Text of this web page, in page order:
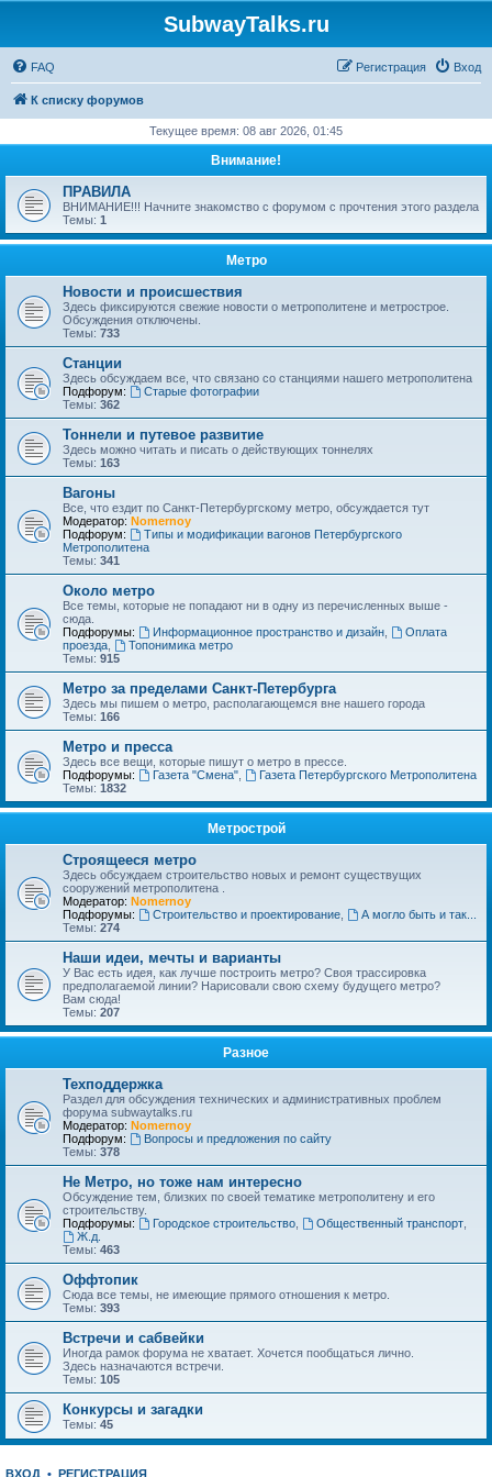
SubwayTalks.ru
FAQ Вход
Регистрация
К списку форумов
Текущее время: 08 авг 2026, 01:45
Внимание!
ПРАВИЛА
ВНИМАНИЕ!!! Начните знакомство с форумом с прочтения этого раздела
Темы: 1
Метро
Новости и происшествия
Здесь фиксируются свежие новости о метрополитене и метрострое.
Обсуждения отключены.
Темы: 733
Станции
Здесь обсуждаем все, что связано со станциями нашего метрополитена
Подфорум:
Старые фотографии
Темы: 362
Тоннели и путевое развитие
Здесь можно читать и писать о действующих тоннелях
Темы: 163
Вагоны
Все, что ездит по Санкт-Петербургскому метро, обсуждается тут
Модератор: Nomernoy
Подфорум:
Типы и модификации вагонов Петербургского
Метрополитена
Темы: 341
Около метро
Все темы, которые не попадают ни в одну из перечисленных выше -
сюда.
Подфорумы:
Информационное пространство и дизайн,
Оплата
проезда
Топонимика метро
Темы: 915
Метро за пределами Санкт-Петербурга
Здесь мы пишем о метро, располагающемся вне нашего города
Темы: 166
Метро и пресса
Здесь все вещи, которые пишут о метро в прессе.
Подфорумы:
Газета "Смена",
Газета Петербургского Метрополитена
Темы: 1832
Метрострой
Строящееся метро
Здесь обсуждаем строительство новых и ремонт существущих
сооружений метрополитена .
Модератор: Nomernoy
Подфорумы:
Строительство и проектирование,
А могло быть и так...
Темы: 274
Наши идеи, мечты и варианты
У Вас есть идея, как лучше построить метро? Своя трассировка
предполагаемой линии? Нарисовали свою схему будущего метро?
Вам сюда!
Темы: 207
Разное
Техподдержка
Раздел для обсуждения технических и административных проблем
форума subwaytalks.ru
Модератор: Nomernoy
Подфорум:
Вопросы и предложения по сайту
Темы: 378
Не Метро, но тоже нам интересно
Обсуждение тем, близких по своей тематике метрополитену и его
строительству.
Подфорумы:
Городское строительство, Общественный транспорт,
Ж.д.
Темы: 463
Оффтопик
Сюда все темы, не имеющие прямого отношения к метро.
Темы: 393
Встречи и сабвейки
Иногда рамок форума не хватает. Хочется пообщаться лично.
Здесь назначаются встречи.
Темы: 105
Конкурсы и загадки
Темы: 45
ВХОД • РЕГИСТРАЦИЯ